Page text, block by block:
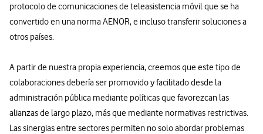
protocolo de comunicaciones de teleasistencia móvil que se ha
convertido en una norma AENOR, e incluso transferir soluciones a
otros países.
A partir de nuestra propia experiencia, creemos que este tipo de
colaboraciones debería ser promovido y facilitado desde la
administración pública mediante políticas que favorezcan las
alianzas de largo plazo, más que mediante normativas restrictivas.
Las sinergias entre sectores permiten no solo abordar problemas